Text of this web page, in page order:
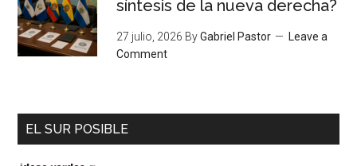
síntesis de la nueva derecha?
27 julio, 2026 ByGabriel Pastor
Leave a
Comment
EL SUR POSIBLE